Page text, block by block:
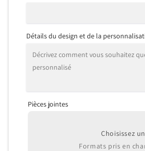
Détails du design et de la
Pièces jointes
Choisissez
Formats pris en